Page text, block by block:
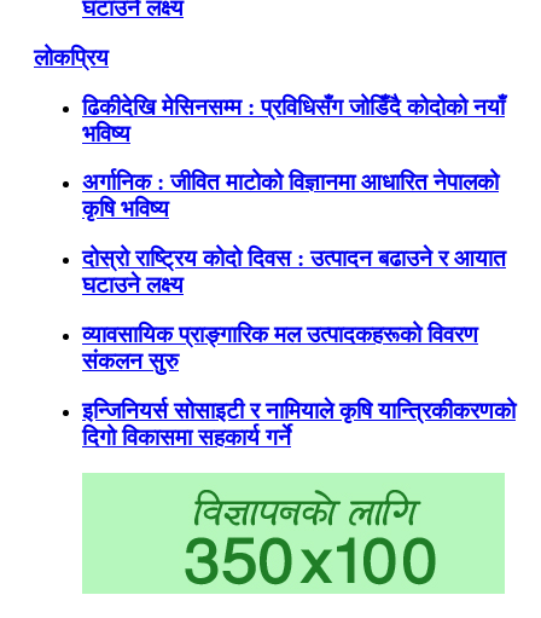
घटाउने लक्ष्य
लोकप्रिय
ढिकीदेखि मेसिनसम्म : प्रविधिसँग जोडिँदै कोदोको नयाँ
भविष्य
अर्गानिक : जीवित माटोको विज्ञानमा आधारित नेपालको
कृषि भविष्य
दोस्रो राष्ट्रिय कोदो दिवस : उत्पादन बढाउने र आयात
घटाउने लक्ष्य
व्यावसायिक प्राङ्गारिक मल उत्पादकहरूको विवरण
संकलन सुरु
इन्जिनियर्स सोसाइटी र नामियाले कृषि यान्त्रिकीकरणको
दिगो विकासमा सहकार्य गर्ने